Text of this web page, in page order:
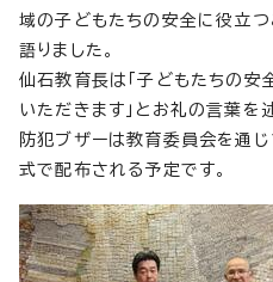
域の子どもたちの安全に役立つ
語りました。
仙石教育長は「子どもたちの
いただきます」とお礼の言葉を
防犯ブザーは教育委員会を通
式で配布される予定です。